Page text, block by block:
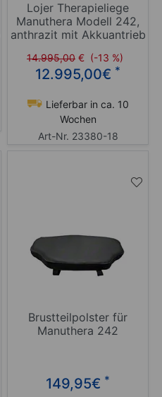
Lojer Therapieliege
Manuthera Modell 242,
anthrazit mit Akkuantrieb
14.995,00 € (-13 %)
12.995,00€ *
Lieferbar in ca. 10
Wochen
Art-Nr. 23380-18
Brustteilpolster für
Manuthera 242
149,95€ *